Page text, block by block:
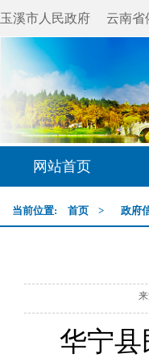
玉溪市人民政府 云南省
网站首页
当前位置: 首页 > 政府
华宁